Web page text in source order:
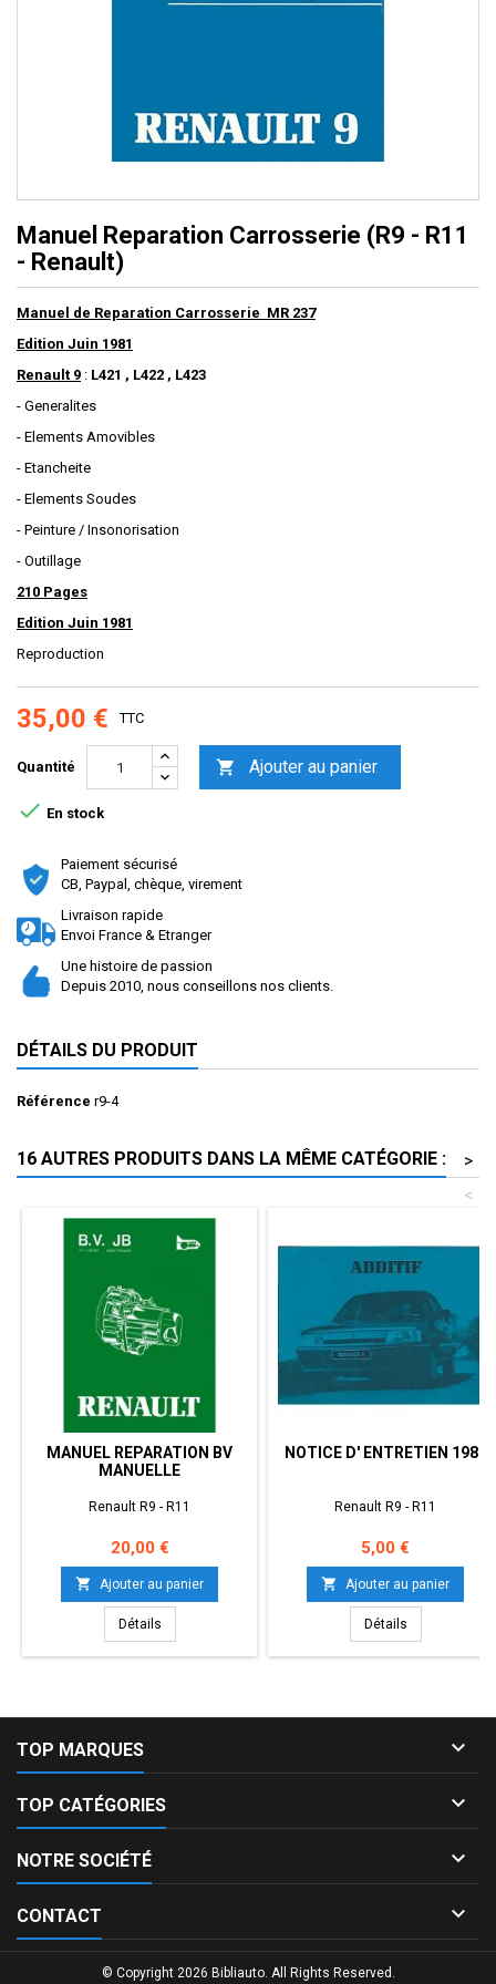
Manuel Reparation Carrosserie (R9 - R11
- Renault)
Manuel de Reparation Carrosserie MR 237
Edition Juin 1981
Renault 9 : L421 , L422 , L423
- Generalites
- Elements Amovibles
- Etancheite
- Elements Soudes
- Peinture / Insonorisation
- Outillage
210 Pages
Edition Juin 1981
Reproduction
35,00 € TTC
Quantité  Ajouter au panier
 En stock
Paiement sécurisé
CB, Paypal, chèque, virement
Livraison rapide
Envoi France & Etranger
Une histoire de passion
Depuis 2010, nous conseillons nos clients.
DÉTAILS DU PRODUIT
Référence r9-4
16 AUTRES PRODUITS DANS LA MÊME CATÉGORIE :
>
<
MANUEL REPARATION BV
MANUELLE
Renault R9 - R11
Prix
20,00 €
 Ajouter au panier
Détails
NOTICE D' ENTRETIEN 1989
Renault R9 - R11
Prix
5,00 €
 Ajouter au panier
Détails
TOP MARQUES 
TOP CATÉGORIES 
NOTRE SOCIÉTÉ 
CONTACT 
© Copyright 2026 Bibliauto. All Rights Reserved.